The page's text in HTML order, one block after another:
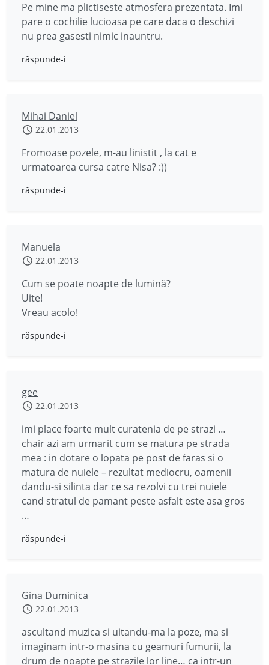
Pe mine ma plictiseste atmosfera prezentata. Imi
pare o cochilie lucioasa pe care daca o deschizi
nu prea gasesti nimic inauntru.
răspunde-i
Mihai Daniel
22.01.2013
Fromoase pozele, m-au linistit , la cat e
urmatoarea cursa catre Nisa? :))
răspunde-i
Manuela
22.01.2013
Cum se poate noapte de lumină?
Uite!
Vreau acolo!
răspunde-i
gee
22.01.2013
imi place foarte mult curatenia de pe strazi …
chair azi am urmarit cum se matura pe strada
mea : in dotare o lopata pe post de faras si o
matura de nuiele – rezultat mediocru, oamenii
dandu-si silinta dar ce sa rezolvi cu trei nuiele
cand stratul de pamant peste asfalt este asa gros
…
răspunde-i
Gina Duminica
22.01.2013
ascultand muzica si uitandu-ma la poze, ma si
imaginam intr-o masina cu geamuri fumurii, la
drum de noapte pe strazile lor line… ca intr-un